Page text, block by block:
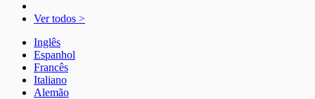
Ver todos >
Inglês
Espanhol
Francês
Italiano
Alemão